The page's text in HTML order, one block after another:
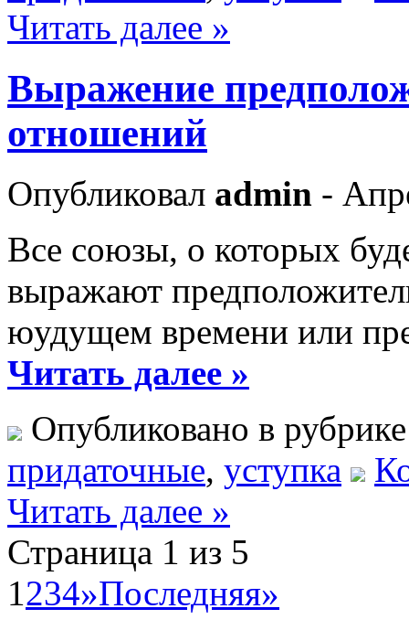
Читать далее »
Выражение
отношений
Опубликовал admin -
Все союзы, о которых
выражают
юудущем времени или
Читать далее »
Опубликовано в
придаточные, уступка
Читать далее »
Страница 1 из 5
1234»Последняя»